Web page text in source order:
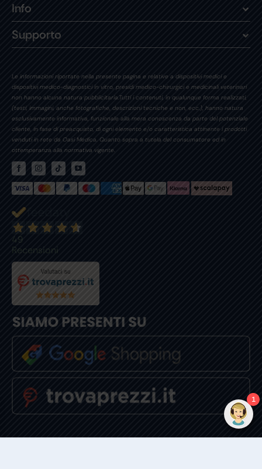
Info
Supporto
Le informazioni riportate nella presente pagina e relative a dispositivi medici e
dispositivi medico-diagnostici in vitro, presidi medico-chirurgici e medicinali veterinari
non hanno alcuna natura pubblicitaria.Tutti i contenuti, in qualunque forma realizzati,
(testi, immagini, anche fotografiche, descrizioni tecniche e non, ecc.), hanno natura
esclusivamente informativa, funzionale alla mera conoscenza da parte del potenziale
cliente, in fase di preacquisto, di ogni elemento e/o caratteristica attinente i prodotti
venduti in rete da Oasi Medica. Quanto sopra a tutela del consumatore ed in
ottemperanza alla normativa vigente.
49
Recensioni
1